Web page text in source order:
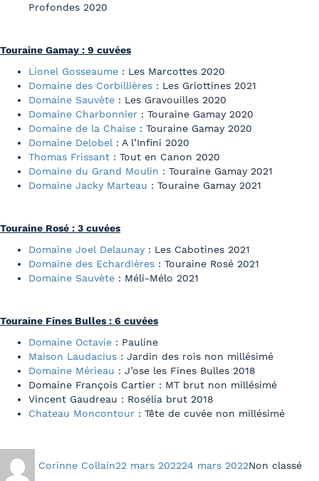
Profondes 2020
Touraine Gamay : 9 cuvées
Lionel Gosseaume : Les Marcottes 2020
Domaine des Corbillières : Les Griottines 2021
Domaine Sauvète : Les Gravouilles 2020
Domaine Charbonnier : Touraine Gamay 2020
Domaine de la Chaise : Touraine Gamay 2020
Domaine Delobel : A l’Infini 2020
Thomas Frissant : Tout en Canon 2020
Domaine du Grand Moulin : Touraine Gamay 2021
Domaine Jacky Marteau : Touraine Gamay 2021
Touraine Rosé : 3 cuvées
Domaine Joel Delaunay : Les Cabotines 2021
Domaine des Echardières : Touraine Rosé 2021
Domaine Sauvète : Méli-Mélo 2021
Touraine Fines Bulles : 6 cuvées
Domaine Octavie : Pauline
Maison Laudacius : Jardin des rois non millésimé
Domaine Mérieau : J’ose les Fines Bulles 2018
Domaine François Cartier : MT brut non millésimé
Vincent Gaudreau : Rosélia brut 2018
Chateau Moncontour : Tête de cuvée non millésimé
Corinne Collainle
22 mars 202224 mars 2022Non classé